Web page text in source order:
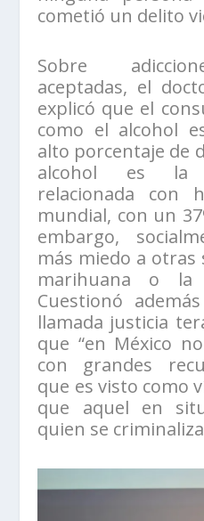
cometió un delito
Sobre
aceptadas, el
explicó que el
como el alcohol
alto porcentaje de
alcohol es la
relacionada con
mundial, con un
embargo,
más miedo a otras
marihuana o la
Cuestionó
llamada justicia
que “en México
con grandes
que es visto como
que aquel en
quien se